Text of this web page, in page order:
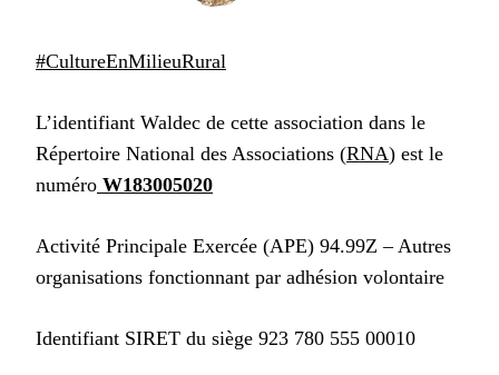
#CultureEnMilieuRural
L’identifiant Waldec de cette association dans le
Répertoire National des Associations (RNA) est le
numéro W183005020
Activité Principale Exercée (APE) 94.99Z – Autres
organisations fonctionnant par adhésion volontaire
Identifiant SIRET du siège 923 780 555 00010